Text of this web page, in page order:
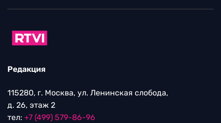
Редакция
115280, г. Москва, ул. Ленинская слобода,
д. 26, этаж 2
тел: +7 (499) 579-86-96